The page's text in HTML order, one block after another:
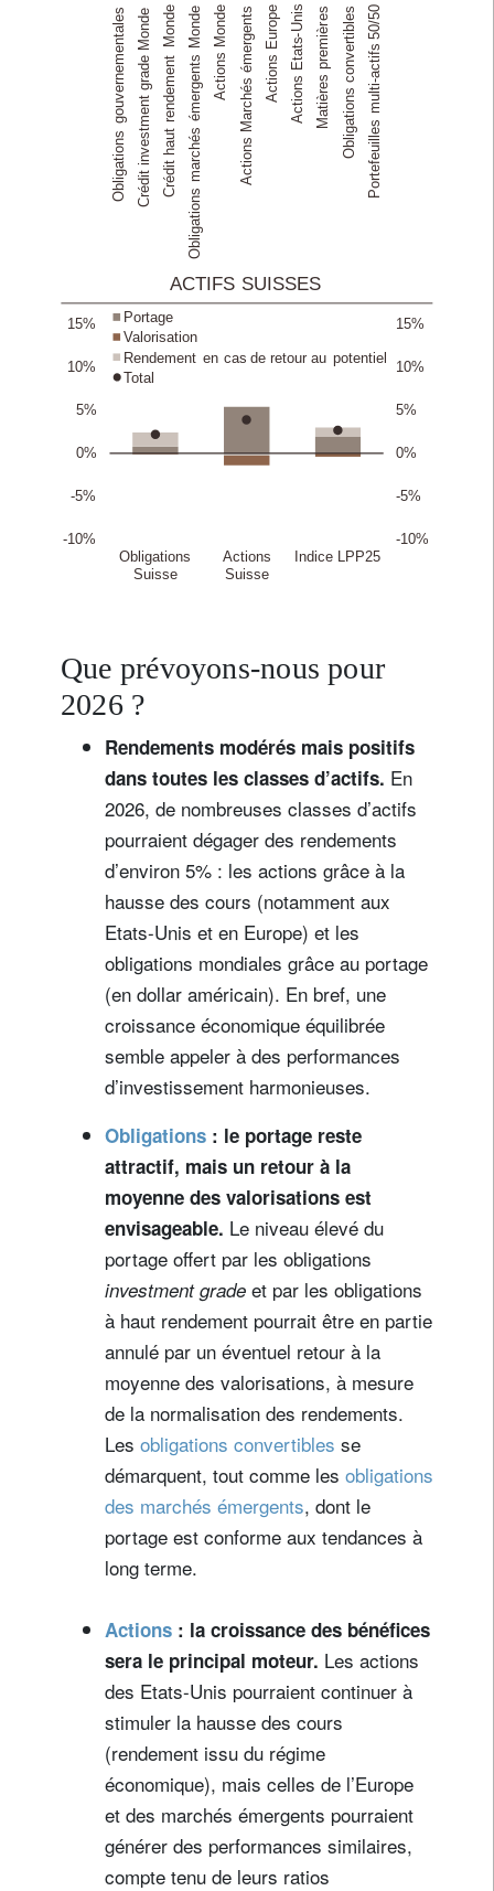
Que prévoyons-nous pour
2026 ?
Rendements modérés mais positifs
dans toutes les classes d’actifs. En
2026, de nombreuses classes d’actifs
pourraient dégager des rendements
d’environ 5% : les actions grâce à la
hausse des cours (notamment aux
Etats-Unis et en Europe) et les
obligations mondiales grâce au portage
(en dollar américain). En bref, une
croissance économique équilibrée
semble appeler à des performances
d’investissement harmonieuses.
Obligations : le portage reste
attractif, mais un retour à la
moyenne des valorisations est
envisageable. Le niveau élevé du
portage offert par les obligations
investment grade et par les obligations
à haut rendement pourrait être en partie
annulé par un éventuel retour à la
moyenne des valorisations, à mesure
de la normalisation des rendements.
Les obligations convertibles se
démarquent, tout comme les obligations
des marchés émergents, dont le
portage est conforme aux tendances à
long terme.
Actions : la croissance des bénéfices
sera le principal moteur. Les actions
des Etats-Unis pourraient continuer à
stimuler la hausse des cours
(rendement issu du régime
économique), mais celles de l’Europe
et des marchés émergents pourraient
générer des performances similaires,
compte tenu de leurs ratios